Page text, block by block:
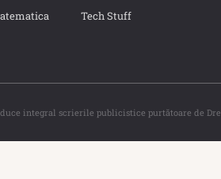
Tech Stuff
integral scrierile publicistice purtătoare de